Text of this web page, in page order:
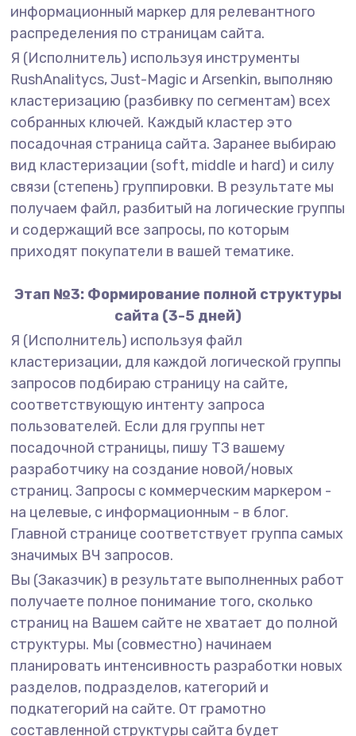
информационный маркер для релевантного
распределения по страницам сайта.
Я (Исполнитель) используя инструменты
RushAnalitycs, Just-Magic и Arsenkin, выполняю
кластеризацию (разбивку по сегментам) всех
собранных ключей. Каждый кластер это
посадочная страница сайта. Заранее выбираю
вид кластеризации (soft, middle и hard) и силу
связи (степень) группировки. В результате мы
получаем файл, разбитый на логические группы
и содержащий все запросы, по которым
приходят покупатели в вашей тематике.
Этап №3: Формирование полной структуры
сайта (3-5 дней)
Я (Исполнитель) используя файл
кластеризации, для каждой логической группы
запросов подбираю страницу на сайте,
соответствующую интенту запроса
пользователей. Если для группы нет
посадочной страницы, пишу ТЗ вашему
разработчику на создание новой/новых
страниц. Запросы с коммерческим маркером -
на целевые, с информационным - в блог.
Главной странице соответствует группа самых
значимых ВЧ запросов.
Вы (Заказчик) в результате выполненных работ
получаете полное понимание того, сколько
страниц на Вашем сайте не хватает до полной
структуры. Мы (совместно) начинаем
планировать интенсивность разработки новых
разделов, подразделов, категорий и
подкатегорий на сайте. От грамотно
составленной структуры сайта будет